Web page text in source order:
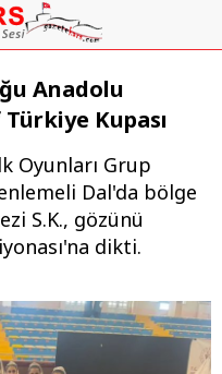
Anadolu
Kupası
Oyunları Grup
Dal'da bölge
S.K., gözünü
dikti.